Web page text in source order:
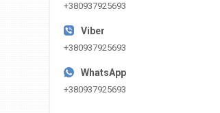
+380937925693
+380937925693
+380937925693